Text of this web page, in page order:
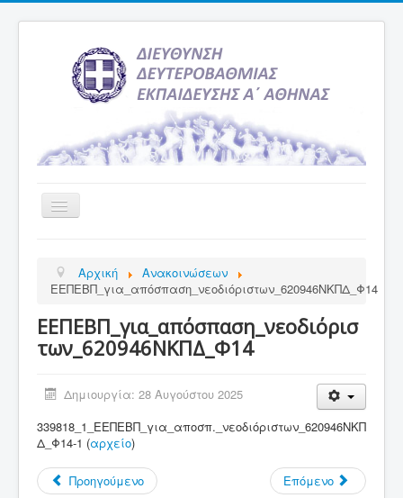
Εναλλαγή
πλοήγησης
Υπηρεσία Ενημέρωσης
Σχολεία
Δραστηριότητες Σχολείων
Σύνδεσμοι
Επικοινωνία
Αρχική
Ανακοινώσεων
ΕΕΠΕΒΠ_για_απόσπαση_νεοδιόριστων_620946ΝΚΠΔ_Φ14
ΕΕΠΕΒΠ_για_απόσπαση_νεοδιόρισ
των_620946ΝΚΠΔ_Φ14
Δημιουργία: 28 Αυγούστου 2025
339818_1_ΕΕΠΕΒΠ_για_αποσπ._νεοδιόριστων_620946ΝΚΠ
Δ_Φ14-1 (αρχείο)
Προηγούμενο Επόμενο